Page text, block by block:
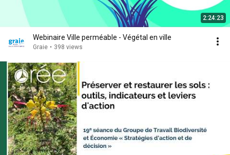
2:24:23
Webinaire Ville perméable - Végétal en ville
Graie • 398 views